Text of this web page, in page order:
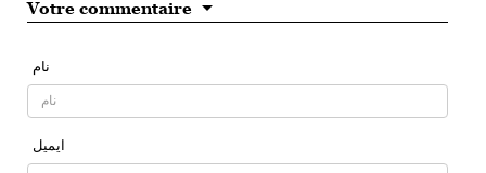
Votre commentaire
نام
ایمیل